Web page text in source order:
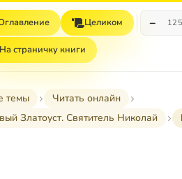
Целиком −
На страничку книги
темы
Читать онлайн
Златоуст. Святитель Николай